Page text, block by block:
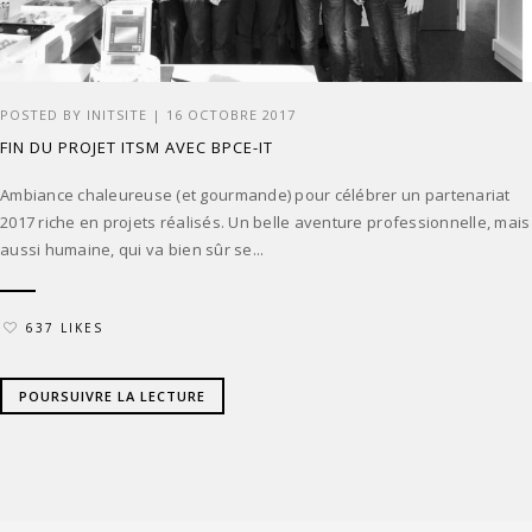
POSTED BY INITSITE | 16 OCTOBRE 2017
FIN DU PROJET ITSM AVEC BPCE-IT
Ambiance chaleureuse (et gourmande) pour célébrer un partenariat
2017 riche en projets réalisés. Un belle aventure professionnelle, mais
aussi humaine, qui va bien sûr se...
637 LIKES
POURSUIVRE LA LECTURE